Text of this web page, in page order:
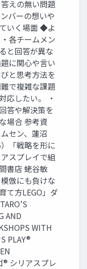
えの無い問題
バーの想いや
いく場面 ◆よ
各チームメン
と回答が異な
に関心や言い
と思考方法を
で複雑な課題
応したい。 ・
答や解決策を
場合 参考資
セン、蓮沼
「戦略を形に
スプレイで組
書店 蛯谷敏
倣にも負けな
て方LEGO」ダ
AND
WITH
PLAY®
® シリアスプレ